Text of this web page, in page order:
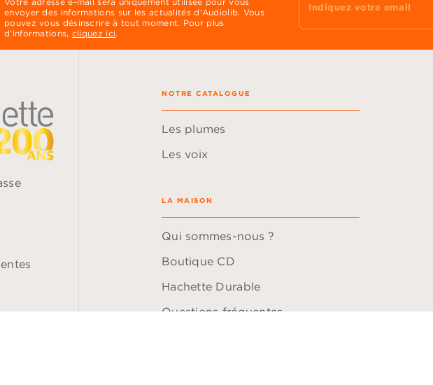
envoyer des informations sur les actualités d'Audiolib. Vous
pouvez vous désinscrire à tout moment. Pour plus
d’informations, cliquez ici.
Indiquez votre email
NOTRE CATALOGUE
Les plumes
Les voix
LA MAISON
Qui sommes-nous ?
Boutique CD
Hachette Durable
Questions fréquentes